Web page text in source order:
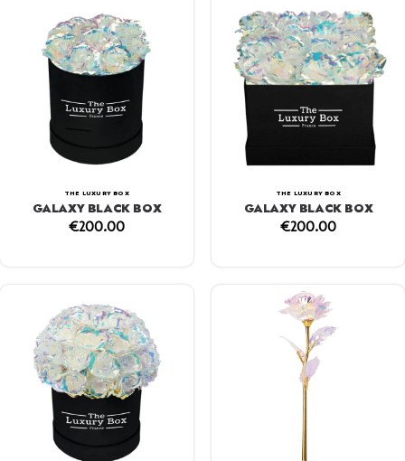
THE LUXURY BOX
GALAXY BLACK BOX
€200.00
THE LUXURY BOX
GALAXY BLACK BOX
€200.00